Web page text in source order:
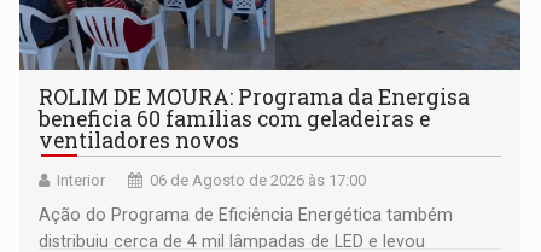
ROLIM DE MOURA: Programa da Energisa
beneficia 60 famílias com geladeiras e
ventiladores novos
Interior 06 de Agosto de 2026 às 17:00
Ação do Programa de Eficiência Energética também
distribuiu cerca de 4 mil lâmpadas de LED e levou